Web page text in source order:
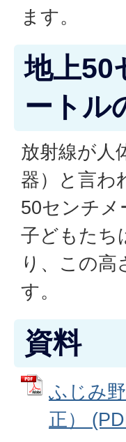
ます。
地上50
ートル
放射線が人
器）と言わ
50センチメ
子どもたち
り、この
す。
資料
ふじみ
正）